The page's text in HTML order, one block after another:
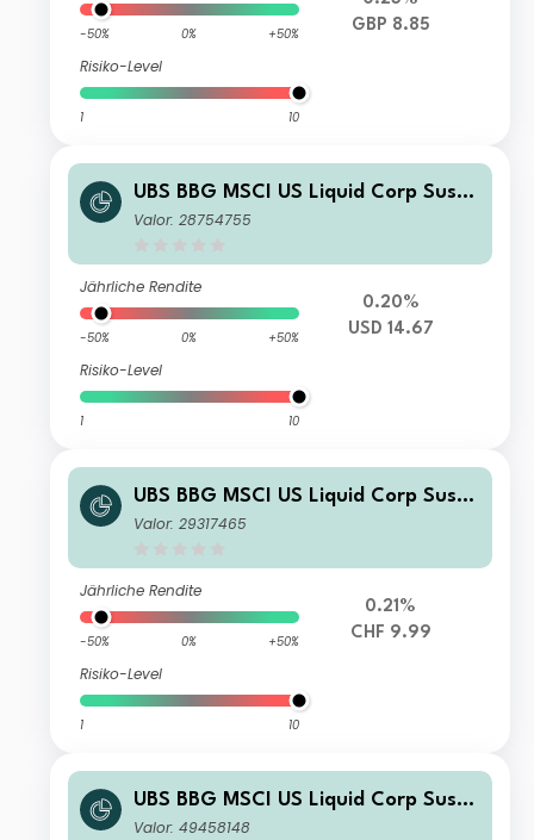
-50% 0% +50%
Risiko-Level
1 10
GBP 8.85
UBS BBG MSCI US Liquid Corp Susta
inable UCITS ETF USD dis
Valor: 28754755
Jährliche Rendite
-50% 0% +50%
Risiko-Level
1 10
0.20%
USD 14.67
UBS BBG MSCI US Liquid Corp Susta
inable UCITS ETF hCHF dis
Valor: 29317465
Jährliche Rendite
-50% 0% +50%
Risiko-Level
1 10
0.21%
CHF 9.99
UBS BBG MSCI US Liquid Corp Susta
inable UCITS ETF USD acc
Valor: 49458148